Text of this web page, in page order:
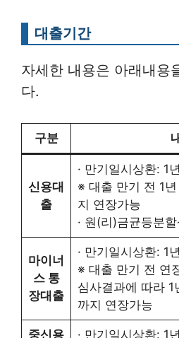
대출기간
자세한 내용은 아래내용
다.
구분
신용대
출
· 만기일시상환: 1년
※ 대출 만기 전 1
지 연장가능
· 원(리)금균등분
마이너
스 통
장대출
· 만기일시상환: 1년
※ 대출 만기 전 연
심사결과에 따라 1
까지 연장가능
중신용
· 만기일시상환: 1년